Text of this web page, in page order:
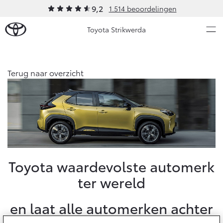
9,2 1.514 beoordelingen
Toyota Strikwerda
Ons bedrijf
Ons bedrijf
Strikwerda Private Lease
Contact en Route
Vacatures
Klantbeoordelingen
Aygo X
Vanaf € 23.750,-
Yaris
HYBRIDE
Vanaf € 27.195,-
Occasions
Diensten
Terug naar overzicht
Toyota waardevolste automerk
ter wereld
en laat alle automerken achter